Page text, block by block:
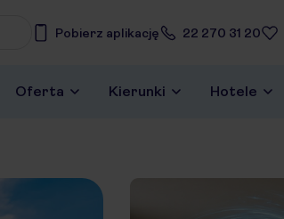
Pobierz aplikację 22 270 31 20
Oferta Kierunki Hotele